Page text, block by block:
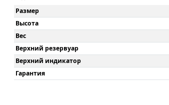
Размер
Высота
Вес
Верхний резервуар
Верхний индикатор
Гарантия